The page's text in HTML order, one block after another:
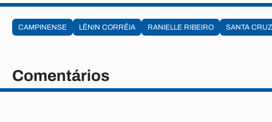
CAMPINENSE LÊNIN CORRÊIA RANIELLE RIBEIRO SANTA CRUZ
Comentários